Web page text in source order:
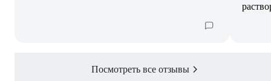
Посмотреть все отзывы